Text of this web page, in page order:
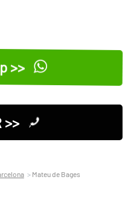
>>
>>
Mateu de Bages